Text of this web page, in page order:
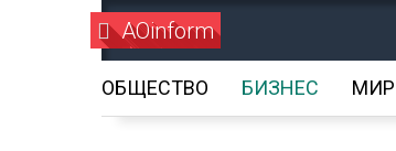
AOinform
ОБЩЕСТВО БИЗНЕС МИР